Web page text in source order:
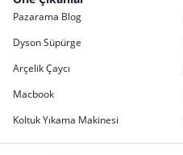
Pazarama Blog
Dyson Süpürge
Arçelik Çaycı
Macbook
Koltuk Yıkama Makinesi